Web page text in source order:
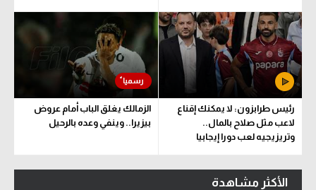
رئيس طرابزون: لا يمكنك إقناع
لاعب مثل صلاح بالمال..
وتريزيجيه لعب دورا إيجابيا
الزمالك يغلق الباب أمام عروض
بيزيرا.. وينفي وعده بالرحيل
الأكثر مشاهدة